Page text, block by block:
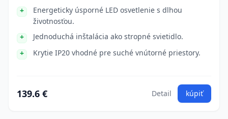
Energeticky úsporné LED osvetlenie s dlhou
životnosťou.
Jednoduchá inštalácia ako stropné svietidlo.
Krytie IP20 vhodné pre suché vnútorné priestory.
139.6 € Detail kúpiť